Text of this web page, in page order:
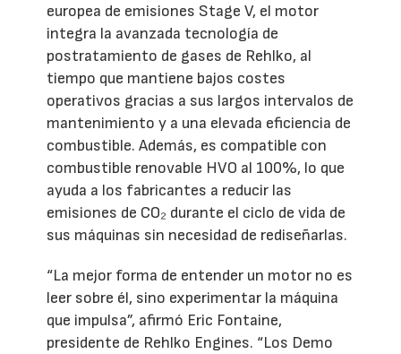
europea de emisiones Stage V, el motor
integra la avanzada tecnología de
postratamiento de gases de Rehlko, al
tiempo que mantiene bajos costes
operativos gracias a sus largos intervalos de
mantenimiento y a una elevada eficiencia de
combustible. Además, es compatible con
combustible renovable HVO al 100%, lo que
ayuda a los fabricantes a reducir las
emisiones de CO₂ durante el ciclo de vida de
sus máquinas sin necesidad de rediseñarlas.
“La mejor forma de entender un motor no es
leer sobre él, sino experimentar la máquina
que impulsa”, afirmó Eric Fontaine,
presidente de Rehlko Engines. “Los Demo